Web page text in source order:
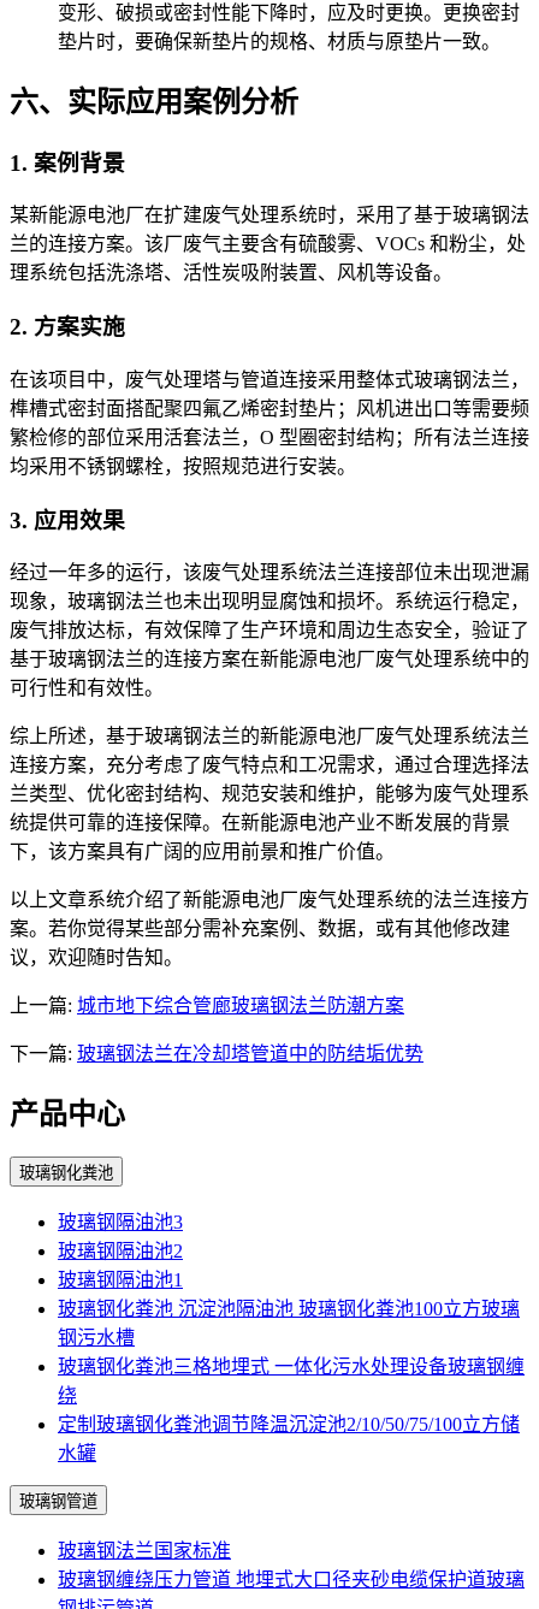
变形、破损或密封性能下降时，应及时更换。更换密封
垫片时，要确保新垫片的规格、材质与原垫片一致。
六、实际应用案例分析
1. 案例背景
某新能源电池厂在扩建废气处理系统时，采用了基于玻璃钢法
兰的连接方案。该厂废气主要含有硫酸雾、VOCs 和粉尘，处
理系统包括洗涤塔、活性炭吸附装置、风机等设备。
2. 方案实施
在该项目中，废气处理塔与管道连接采用整体式玻璃钢法兰，
榫槽式密封面搭配聚四氟乙烯密封垫片；风机进出口等需要频
繁检修的部位采用活套法兰，O 型圈密封结构；所有法兰连接
均采用不锈钢螺栓，按照规范进行安装。
3. 应用效果
经过一年多的运行，该废气处理系统法兰连接部位未出现泄漏
现象，玻璃钢法兰也未出现明显腐蚀和损坏。系统运行稳定，
废气排放达标，有效保障了生产环境和周边生态安全，验证了
基于玻璃钢法兰的连接方案在新能源电池厂废气处理系统中的
可行性和有效性。
综上所述，基于玻璃钢法兰的新能源电池厂废气处理系统法兰
连接方案，充分考虑了废气特点和工况需求，通过合理选择法
兰类型、优化密封结构、规范安装和维护，能够为废气处理系
统提供可靠的连接保障。在新能源电池产业不断发展的背景
下，该方案具有广阔的应用前景和推广价值。
以上文章系统介绍了新能源电池厂废气处理系统的法兰连接方
案。若你觉得某些部分需补充案例、数据，或有其他修改建
议，欢迎随时告知。
上一篇: 城市地下综合管廊玻璃钢法兰防潮方案
下一篇: 玻璃钢法兰在冷却塔管道中的防结垢优势
产品中心
玻璃钢化粪池
玻璃钢隔油池3
玻璃钢隔油池2
玻璃钢隔油池1
玻璃钢化粪池 沉淀池隔油池 玻璃钢化粪池100立方玻璃
钢污水槽
玻璃钢化粪池三格地埋式 一体化污水处理设备玻璃钢缠
绕
定制玻璃钢化粪池调节降温沉淀池2/10/50/75/100立方储
水罐
玻璃钢管道
玻璃钢法兰国家标准
玻璃钢缠绕压力管道 地埋式大口径夹砂电缆保护道玻璃